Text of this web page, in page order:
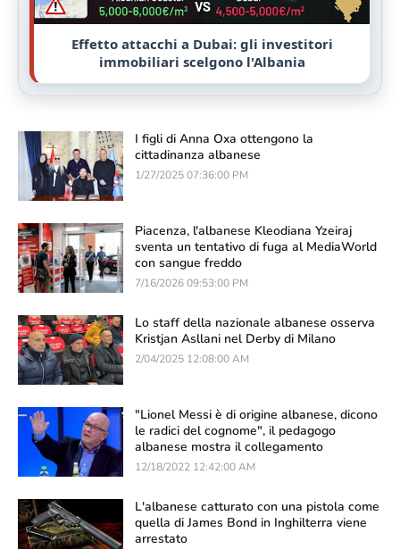
Effetto attacchi a Dubai: gli investitori
immobiliari scelgono l'Albania
I figli di Anna Oxa ottengono la
cittadinanza albanese
1/27/2025 07:36:00 PM
Piacenza, l'albanese Kleodiana Yzeiraj
sventa un tentativo di fuga al MediaWorld
con sangue freddo
7/16/2026 09:53:00 PM
Lo staff della nazionale albanese osserva
Kristjan Asllani nel Derby di Milano
2/04/2025 12:08:00 AM
"Lionel Messi è di origine albanese, dicono
le radici del cognome", il pedagogo
albanese mostra il collegamento
12/18/2022 12:42:00 AM
L'albanese catturato con una pistola come
quella di James Bond in Inghilterra viene
arrestato